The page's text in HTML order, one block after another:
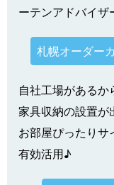
ーテンアドバイザ
札幌オーダー
自社工場がある
家具収納の設置が
お部屋ぴったりサ
有効活用♪